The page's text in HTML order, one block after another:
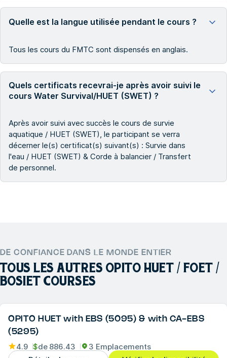
Quelle est la langue utilisée pendant le cours ?
Tous les cours du FMTC sont dispensés en anglais.
Quels certificats recevrai-je après avoir suivi le
cours Water Survival/HUET (SWET) ?
Après avoir suivi avec succès le cours de survie
aquatique / HUET (SWET), le participant se verra
décerner le(s) certificat(s) suivant(s) : Survie dans
l'eau / HUET (SWET) & Corde à balancier / Transfert
de personnel.
DE CONFIANCE DANS LE MONDE ENTIER
TOUS LES AUTRES OPITO HUET / FOET /
BOSIET COURSES
OPITO HUET with EBS (5095) & with CA-EBS
(5295)
4.9 $de 886.43
3 Emplacements